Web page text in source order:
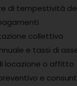
di tempestività
collettiva
e tassi di
locazione o affitto
e